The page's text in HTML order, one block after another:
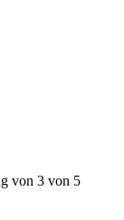
von 3 von 5